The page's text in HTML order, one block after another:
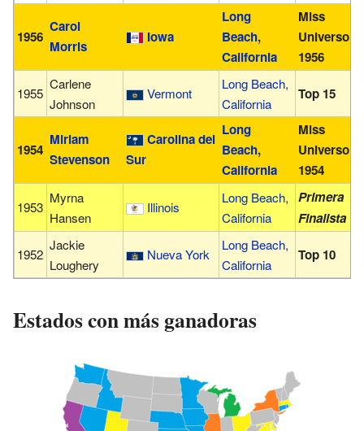
1956
Carol
Morris
Iowa
Long
Beach,
California
Miss
Universo
1956
1955
Carlene
Johnson
Vermont
Long Beach,
California
Top 15
1954
Miriam
Stevenson
Carolina del
Sur
Long
Beach,
California
Miss
Universo
1954
1953
Myrna
Hansen
Illinois
Long Beach,
California
Primera
Finalista
1952
Jackie
Loughery
Nueva York
Long Beach,
California
Top 10
Estados con más ganadoras